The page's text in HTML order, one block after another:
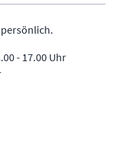
- 17.00 Uhr